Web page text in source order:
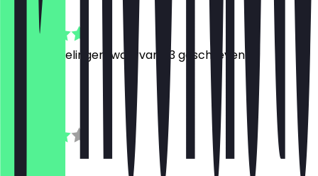
Beoordelingen, waarvan 33 geschreven